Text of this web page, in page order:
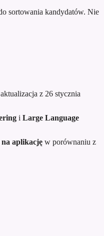
sortowania kandydatów. Nie
z 26 stycznia
i Large Language
aplikację w porównaniu z